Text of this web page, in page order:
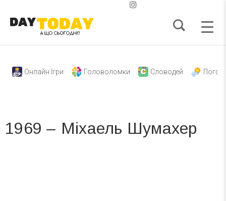
Онлайн Ігри Головоломки Словодей
1969 – Міхаель Шумахер